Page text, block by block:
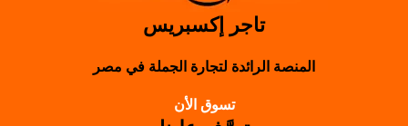
تاجر إكسبريس
المنصة الرائدة لتجارة الجملة في مصر
تسوق الأن